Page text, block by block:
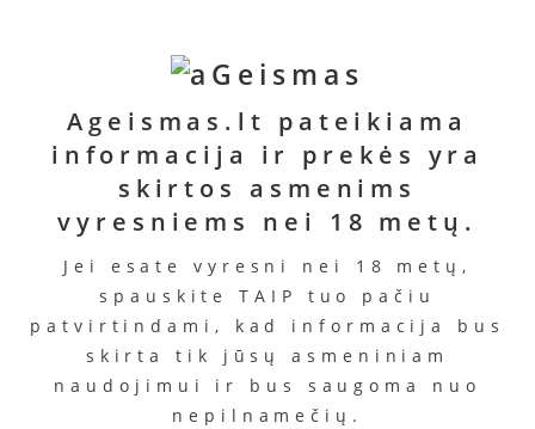
Ageismas.lt pateikiama
informacija ir prekės yra
skirtos asmenims
vyresniems nei 18 metų.
Jei esate vyresni nei 18 metų,
spauskite TAIP tuo pačiu
patvirtindami, kad informacija bus
skirta tik jūsų asmeniniam
naudojimui ir bus saugoma nuo
nepilnamečių.
Kaina
13.99
€
krepšelį
Kaina
12.99
krepšelį
14.99
€
Į
krepšelį
Kaina
17.99
€
krepšelį
PANAŠŪS PRODUKTAI